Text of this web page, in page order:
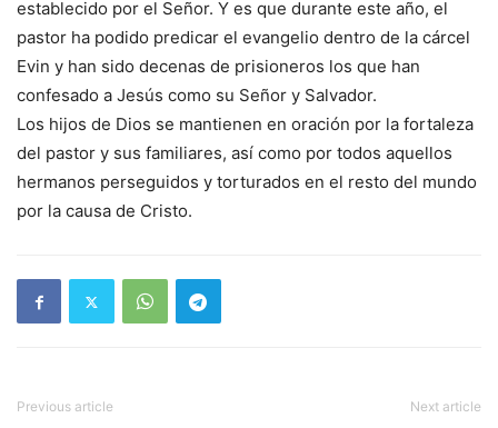
establecido por el Señor. Y es que durante este año, el
pastor ha podido predicar el evangelio dentro de la cárcel
Evin y han sido decenas de prisioneros los que han
confesado a Jesús como su Señor y Salvador.
Los hijos de Dios se mantienen en oración por la fortaleza
del pastor y sus familiares, así como por todos aquellos
hermanos perseguidos y torturados en el resto del mundo
por la causa de Cristo.
Previous article Next article